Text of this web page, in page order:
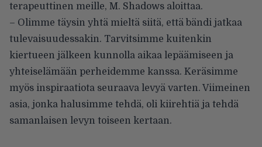
terapeuttinen meille, M. Shadows aloittaa.
– Olimme täysin yhtä mieltä siitä, että bändi jatkaa
tulevaisuudessakin. Tarvitsimme kuitenkin
kiertueen jälkeen kunnolla aikaa lepäämiseen ja
yhteiselämään perheidemme kanssa. Keräsimme
myös inspiraatiota seuraava levyä varten. Viimeinen
asia, jonka halusimme tehdä, oli kiirehtiä ja tehdä
samanlaisen levyn toiseen kertaan.